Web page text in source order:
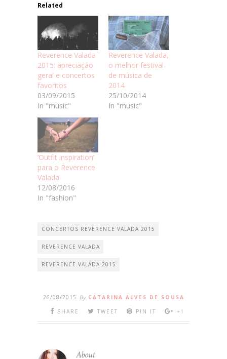
Related
Reverence Valada
2015: apreciação
geral e concertos
favoritos
03/09/2015
In "music"
Reverence Valada,
o melhor festival
de música de
2014
25/10/2014
In "music"
‘Outfit inspiration’
para o Reverence
Valada
12/08/2016
In "fashion"
CONCERTOS REVERENCE VALADA 2015
REVERENCE VALADA
REVERENCE VALADA 2015
26/08/2015 By CATARINA ALVES DE SOUSA
SHARE
TWEET PIN IT +1
About